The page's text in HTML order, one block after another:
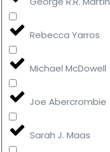
Rebecca Yarros
Michael McDowell
Joe Abercrombie
Sarah J. Maas